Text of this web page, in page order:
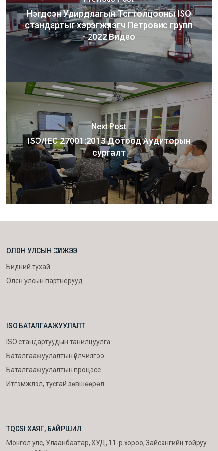
Нэгдсэн Удирдлагын Тогтолцооны ISO
стандартыг хэрэгжүүлэгч Петровис групп
- 2022 Видео
Next Post
ISO/IEC 27001:2013 Дотоод Аудиторын
сургалт
ОЛОН УЛСЫН СҮЛЖЭЭ
Бидний тухай
Олон улсын партнерууд
ISO БАТАЛГААЖУУЛАЛТ
ISO стандартуудын танилцуулга
Баталгаажуулалтын үйлчилгээ
Баталгаажуулалтын процесс
Итгэмжлэл, тусгай зөвшөөрөл
TQCSI ХАЯГ, БАЙРШИЛ
Монгол улс, Улаанбаатар, ХУД, 11-р хороо, Зайсангийн тойруу